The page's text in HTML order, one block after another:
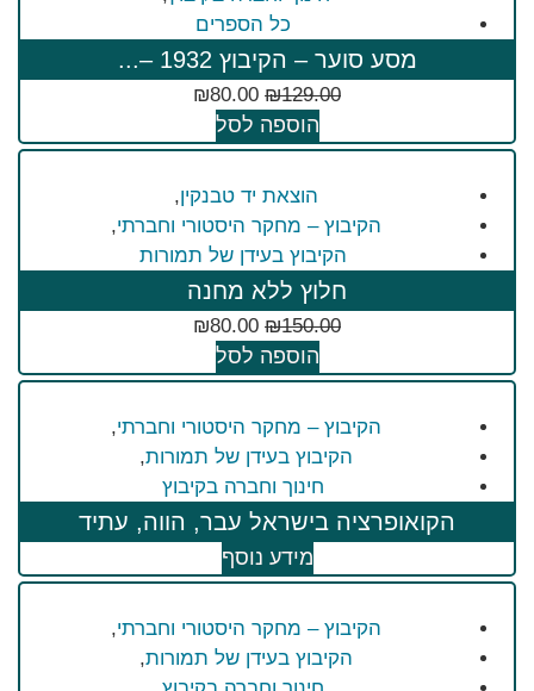
כל הספרים
מסע סוער – הקיבוץ 1932 –...
₪129.00
₪80.00
הוספה לסל
הוצאת יד טבנקין,
הקיבוץ – מחקר היסטורי וחברתי,
הקיבוץ בעידן של תמורות
חלוץ ללא מחנה
₪150.00
₪80.00
הוספה לסל
הקיבוץ – מחקר היסטורי וחברתי,
הקיבוץ בעידן של תמורות,
חינוך וחברה בקיבוץ
הקואופרציה בישראל עבר, הווה, עתיד
מידע נוסף
הקיבוץ – מחקר היסטורי וחברתי,
הקיבוץ בעידן של תמורות,